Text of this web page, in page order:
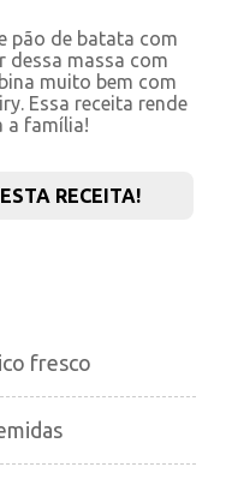
pão de batata com
dessa massa com
muito bem com
Essa receita rende
a família!
RECEITA!
fresco